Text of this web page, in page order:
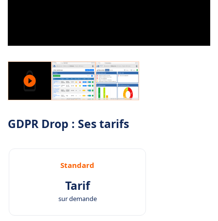
GDPR Drop : Ses tarifs
Standard
Tarif
sur demande